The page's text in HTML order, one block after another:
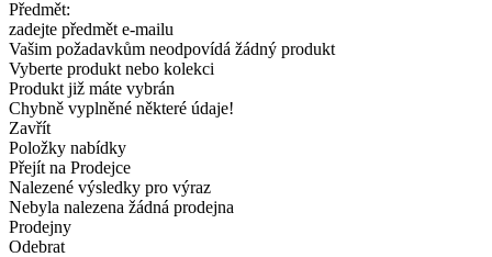
Předmět:
zadejte předmět e-mailu
Vašim požadavkům neodpovídá žádný produkt
Vyberte produkt nebo kolekci
Produkt již máte vybrán
Chybně vyplněné některé údaje!
Zavřít
Položky nabídky
Přejít na Prodejce
Nalezené výsledky pro výraz
Nebyla nalezena žádná prodejna
Prodejny
Odebrat